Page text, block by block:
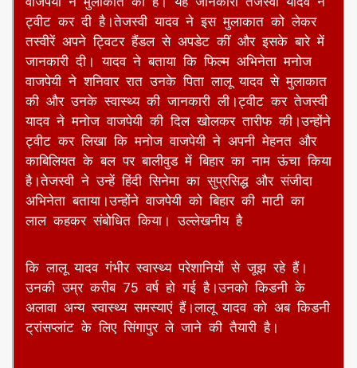
ट्वीट कर दी है।तेजस्वी यादव ने इस मुलाकात को लेकर
तस्वीरें अपने ट्विटर हैंडल से अपडेट कीं और इसके बारे में
जानकारी दी। यादव ने बताया कि फिल्म अभिनेता मनोज
वाजपेयी ने शनिवार रात उनके पिता लालू यादव से मुलाकात
की और उनके स्वास्थ्य की जानकारी ली।ट्वीट कर तेजस्वी
यादव ने मनोज वाजपेयी की दिल खोलकर तारीफ की।उन्होंने
ट्वीट कर लिखा कि मनोज वाजपेयी ने अपनी मेहनत और
काबिलियत के बल पर बालीवुड में बिहार का नाम ऊंचा किया
है।तेजस्वी ने उन्हें हिंदी सिनेमा का सुप्रसिद्ध और संजीदा
अभिनेता बताया।उन्होंने वाजपेयी को बिहार की माटी का
लाल कहकर संबोधित किया। उल्लेखनीय है
कि लालू यादव गंभीर स्वास्थ्य परेशानियों से जूझ रहे हैं।
उनकी उम्र करीब 75 वर्ष हो गई है।उनको किडनी के
अलावा अन्य स्वास्थ्य समस्याएं हैं।लालू यादव को अब किडनी
ट्रांसप्लांट के लिए सिंगापुर ले जाने की तैयारी है।